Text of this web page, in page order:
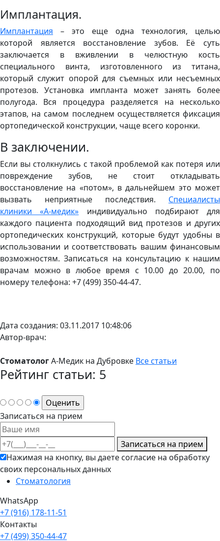
Имплантация.
Имплантация – это еще одна технология, целью
которой является восстановление зубов. Её суть
заключается в вживлении в челюстную кость
специального винта, изготовленного из титана,
который служит опорой для съемных или несъемных
протезов. Установка импланта может занять более
полугода. Вся процедура разделяется на несколько
этапов, на самом последнем осуществляется фиксация
ортопедической конструкции, чаще всего коронки.
В заключении.
Если вы столкнулись с такой проблемой как потеря или
повреждение зубов, не стоит откладывать
восстановление на «потом», в дальнейшем это может
вызвать неприятные последствия. Специалисты
клиники «А-медик» индивидуально подбирают для
каждого пациента подходящий вид протезов и других
ортопедических конструкций, которые будут удобны в
использовании и соответствовать вашим финансовым
возможностям. Записаться на консультацию к нашим
врачам можно в любое время с 10.00 до 20.00, по
номеру телефона: +7 (499) 350-44-47.
Дата создания: 03.11.2017 10:48:06
Автор-врач:
СтоматологА-Медик на Дубровке Все статьи
Рейтинг статьи: 5
Записаться на прием
Записаться на прием
Нажимая на кнопку, вы даете согласие на обработку
своих персональных данных
Cтоматология
WhatsApp
+7 (916) 178-11-51
Контакты
+7 (499) 350-44-47